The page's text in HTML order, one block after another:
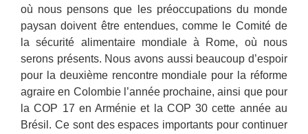
où nous pensons que les préoccupations du monde
paysan doivent être entendues, comme le Comité de
la sécurité alimentaire mondiale à Rome, où nous
serons présents. Nous avons aussi beaucoup d’espoir
pour la deuxième rencontre mondiale pour la réforme
agraire en Colombie l’année prochaine, ainsi que pour
la COP 17 en Arménie et la COP 30 cette année au
Brésil. Ce sont des espaces importants pour continuer